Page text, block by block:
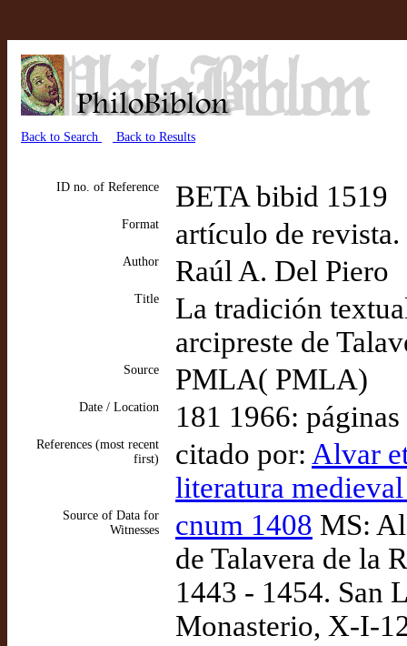
Back to Search Back to Results
ID no. of Reference BETA bibid 1519
Format artículo de
Author Raúl A. Del Piero
Title
La tradición
arcipreste de
Source PMLA( PMLA)
Date / Location 181 1966:
References (most recent
first)
citado por: Alvar
literatura
Source of Data for
Witnesses
cnum 1408 MS:
de Talavera de la
1443 - 1454. San
Monasterio, X-I-